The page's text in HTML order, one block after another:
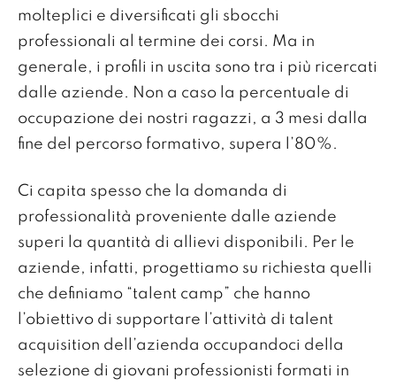
molteplici e diversificati gli sbocchi
professionali al termine dei corsi. Ma in
generale, i profili in uscita sono tra i più ricercati
dalle aziende. Non a caso la percentuale di
occupazione dei nostri ragazzi, a 3 mesi dalla
fine del percorso formativo, supera l’80%.
Ci capita spesso che la domanda di
professionalità proveniente dalle aziende
superi la quantità di allievi disponibili. Per le
aziende, infatti, progettiamo su richiesta quelli
che definiamo “talent camp” che hanno
l’obiettivo di supportare l’attività di talent
acquisition dell’azienda occupandoci della
selezione di giovani professionisti formati in